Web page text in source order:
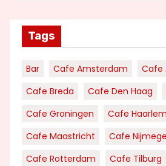
Tags
Bar Cafe Amsterdam
Cafe
Cafe Breda
Cafe Den Haag
Cafe Groningen
Cafe Haarlem
Cafe Maastricht
Cafe
Cafe Rotterdam
Cafe Tilburg